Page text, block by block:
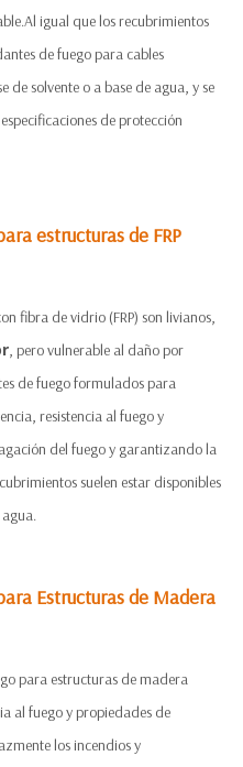
igual que los recubrimientos
de fuego para cables
de solvente o a base de agua, y se
de protección
estructuras de FRP
fibra de vidrio (FRP) son livianos,
, pero vulnerable al daño por
de fuego formulados para
resistencia al fuego y
del fuego y garantizando la
suelen estar disponibles
Estructuras de Madera
para estructuras de madera
al fuego y propiedades de
los incendios y